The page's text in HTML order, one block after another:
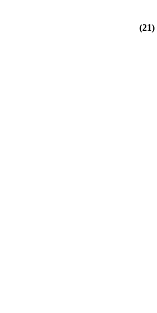
(21)